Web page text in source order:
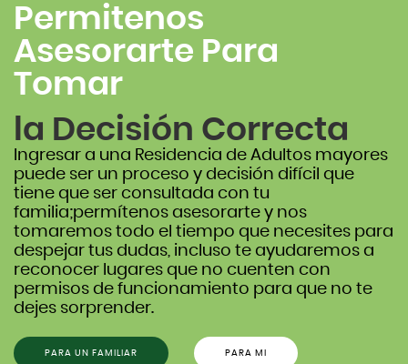
Permitenos
Asesorarte Para
Tomar
la Decisión Correcta
Ingresar a una Residencia de Adultos mayores
puede ser un proceso y decisión difícil que
tiene que ser consultada con tu
familia;permítenos asesorarte y nos
tomaremos todo el tiempo que necesites para
despejar tus dudas, incluso te ayudaremos a
reconocer lugares que no cuenten con
permisos de funcionamiento para que no te
dejes sorprender.
PARA UN FAMILIAR PARA MI